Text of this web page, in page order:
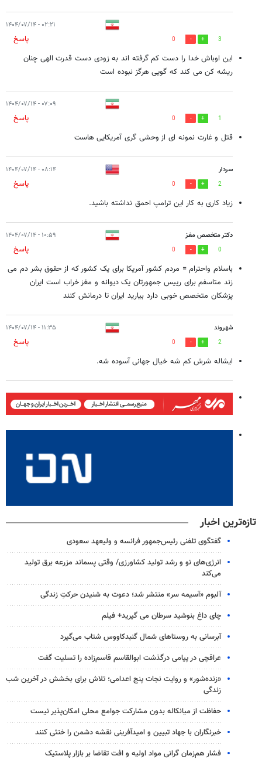
۰۲:۲۱ - ۱۴۰۴/۰۷/۱۴
3
0
پاسخ
این اوباش خدا را دست کم گرفته اند به زودی دست قدرت الهی چنان
ریشه کن می کند که گویی هرگز نبوده است
۰۷:۰۹ - ۱۴۰۴/۰۷/۱۴
1
0
پاسخ
قتل و غارت نمونه ای از وحشی گری آمریکایی هاست
سردار ۰۸:۱۴ - ۱۴۰۴/۰۷/۱۴
2
0
پاسخ
زیاد کاری به کار این ترامپ احمق نداشته باشید.
دکتر متخصص مغز ۱۰:۵۹ - ۱۴۰۴/۰۷/۱۴
0
0
پاسخ
باسلام واحترام = مردم کشور آمریکا برای یک کشور که از حقوق بشر دم می
زند متاسفم برای رییس جمهورتان یک دیوانه و مغز خراب است ایران
پزشکان متخصص خوبی دارد بیارید ایران تا درمانش کنند
شهروند ۱۱:۳۵ - ۱۴۰۴/۰۷/۱۴
2
0
پاسخ
ایشاله شرش کم شه خیال جهانی آسوده شه.
تازه‌ترین اخبار
گفتگوی تلفنی رئیس‌جمهور فرانسه و ولیعهد سعودی
انرژی‌های نو و رشد تولید کشاورزی/ وقتی پسماند مزرعه‌ برق تولید
می‌کند
آلبوم «آسیمه سر» منتشر شد؛ دعوت به شنیدن حرکتِ زندگی
چای داغ بنوشید سرطان می گیرید+ فیلم
آبرسانی به روستاهای شمال گنبدکاووس شتاب می‌گیرد
عراقچی در پیامی درگذشت ابوالقاسم قاسم‌زاده را تسلیت گفت
«زنده‌شور» و روایت نجات پنج اعدامی؛ تلاش برای بخشش در آخرین شب
زندگی
حفاظت از میانکاله بدون مشارکت جوامع محلی امکان‌پذیر نیست
خبرنگاران با جهاد تبیین و امیدآفرینی نقشه دشمن را خنثی کنند
فشار هم‌زمان گرانی مواد اولیه و افت تقاضا بر بازار پلاستیک